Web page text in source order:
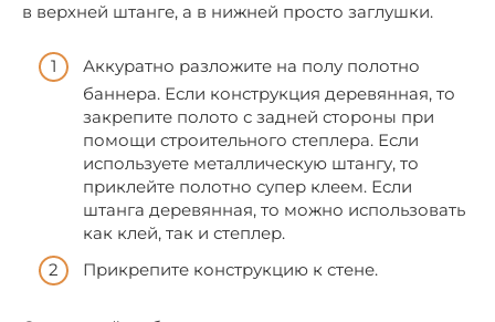
в верхней штанге, а в нижней просто заглушки.
Аккуратно разложите на полу полотно
баннера. Если конструкция деревянная, то
закрепите полото с задней стороны при
помощи строительного степлера. Если
используете металлическую штангу, то
приклейте полотно супер клеем. Если
штанга деревянная, то можно использовать
как клей, так и степлер.
Прикрепите конструкцию к стене.